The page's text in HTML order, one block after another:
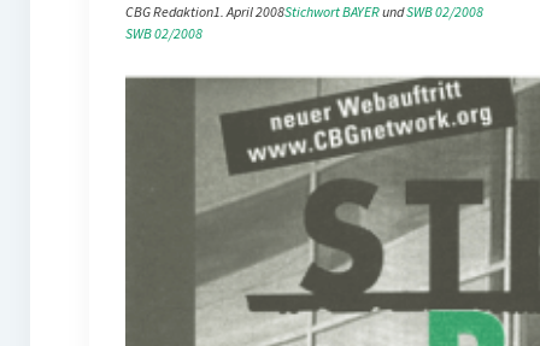
CBG Redaktion1. April 2008Stichwort BAYER und SWB 02/2008
SWB 02/2008